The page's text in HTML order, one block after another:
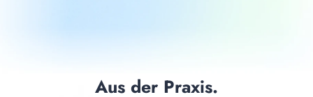
Aus der Praxis.